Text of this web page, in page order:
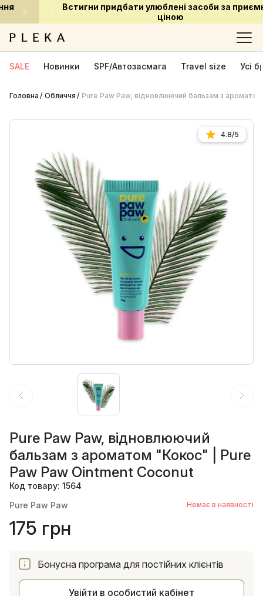
Встигни придбати улюблені засоби за приємною
SALE Новинки SPF/Автозасмага Travel size Усі
Головна Обличчя Pure Paw Paw, відновлюючий бальзам з
4.8/5
Pure Paw Paw, відновлюючий
бальзам з ароматом "Кокос" | Pure
Paw Paw Ointment Coconut
Код товару: 1564
Pure Paw Paw
Немає в наявності
175 грн
Бонусна програма для постійних клієнтів
Увійти в особистий кабінет